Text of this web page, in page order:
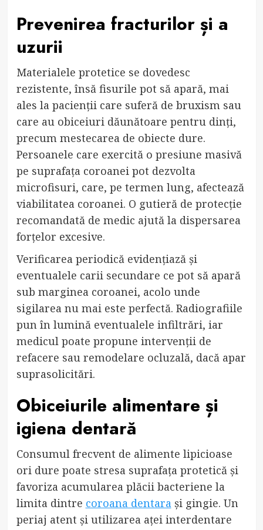
Prevenirea fracturilor și a
uzurii
Materialele protetice se dovedesc
rezistente, însă fisurile pot să apară, mai
ales la pacienții care suferă de bruxism sau
care au obiceiuri dăunătoare pentru dinți,
precum mestecarea de obiecte dure.
Persoanele care exercită o presiune masivă
pe suprafața coroanei pot dezvolta
microfisuri, care, pe termen lung, afectează
viabilitatea coroanei. O gutieră de protecție
recomandată de medic ajută la dispersarea
forțelor excesive.
Verificarea periodică evidențiază și
eventualele carii secundare ce pot să apară
sub marginea coroanei, acolo unde
sigilarea nu mai este perfectă. Radiografiile
pun în lumină eventualele infiltrări, iar
medicul poate propune intervenții de
refacere sau remodelare ocluzală, dacă apar
suprasolicitări.
Obiceiurile alimentare și
igiena dentară
Consumul frecvent de alimente lipicioase
ori dure poate stresa suprafața protetică și
favoriza acumularea plăcii bacteriene la
limita dintre coroana dentarași gingie. Un
periaj atent și utilizarea aței interdentare